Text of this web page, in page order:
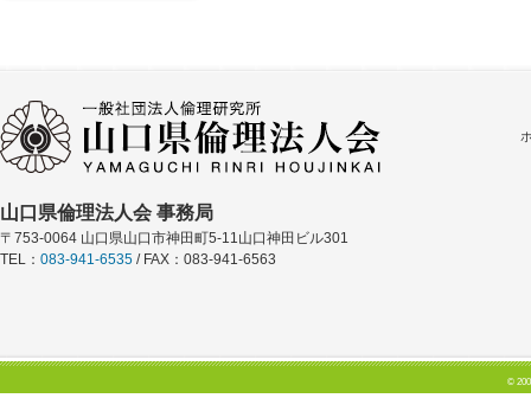
山口県倫理法人会 事務局
〒753-0064 山口県山口市神田町5-11山口神田ビル301
TEL： 083-941-6535 / FAX：083-941-6563
©